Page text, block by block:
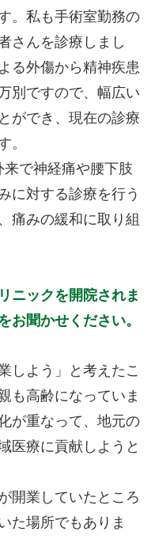
。私も手術室勤務の
さんを診療しまし
る外傷から精神疾患
別ですので、幅広い
ができ、現在の診療
。
で神経痛や腰下肢
に対する診療を行う
痛みの緩和に取り組
ニックを開院されま
お聞かせください。
しよう」と考えたこ
も高齢になっていま
が重なって、地元の
医療に貢献しようと
開業していたところ
た場所でもありま